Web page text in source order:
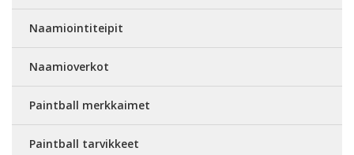
Naamiointiteipit
Naamioverkot
Paintball merkkaimet
Paintball tarvikkeet